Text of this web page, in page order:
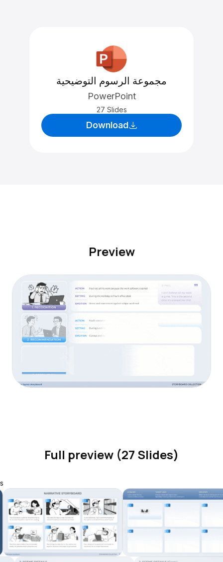
مجموعة الرسوم التوضيحية
PowerPoint
27 Slides
Download
Preview
Full preview (27 Slides)
s